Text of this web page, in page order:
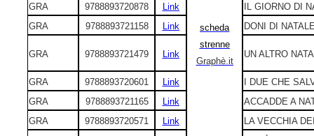
scheda
strenne
Graphè.it
GRA
9788893720878 Link
IL GIORNO DI
GRA
9788893721158 Link DONI DI
GRA 9788893721479 Link UN ALTRO
GRA 9788893720601 Link
I DUE CHE
GRA
9788893721165 Link
ACCADDE A
GRA
9788893720571 Link
LA VECCHIA